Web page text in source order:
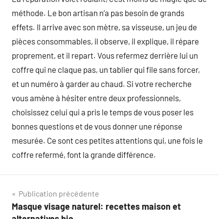
méthode. Le bon artisan n’a pas besoin de grands
effets. Il arrive avec son mètre, sa visseuse, un jeu de
pièces consommables, il observe, il explique, il répare
proprement, et il repart. Vous refermez derrière lui un
coffre qui ne claque pas, un tablier qui file sans forcer,
et un numéro à garder au chaud. Si votre recherche
vous amène à hésiter entre deux professionnels,
choisissez celui qui a pris le temps de vous poser les
bonnes questions et de vous donner une réponse
mesurée. Ce sont ces petites attentions qui, une fois le
coffre refermé, font la grande différence.
Navigation
de
Publication précédente
Masque visage naturel: recettes maison et